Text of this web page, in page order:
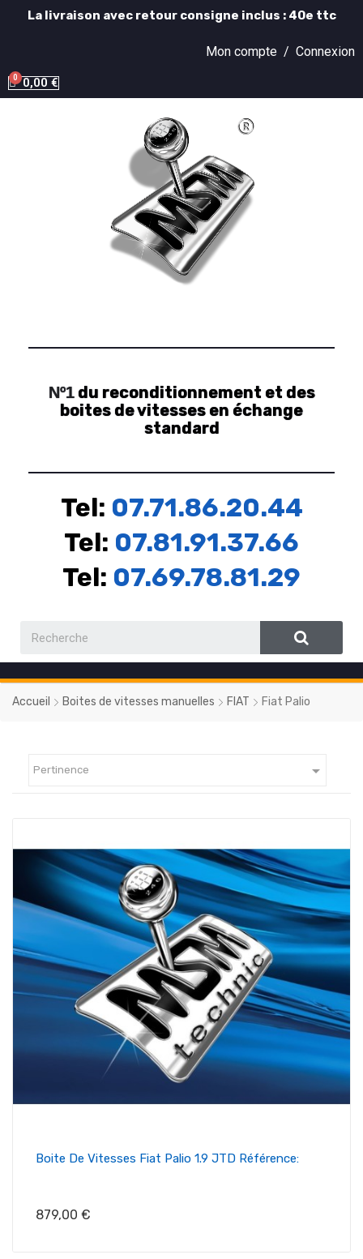
La livraison avec retour consigne inclus : 40e ttc
Mon compte / Connexion
0,00 €
Nº1du reconditionnement et des
boites de vitesses en échange
standard
Tel: 07.71.86.20.44
Tel: 07.81.91.37.66
Tel: 07.69.78.81.29
Accueil Boites de vitesses manuelles FIAT Fiat Palio
Pertinence 
Boite De Vitesses Fiat Palio 1.9 JTD Référence:
Prix
879,00 €